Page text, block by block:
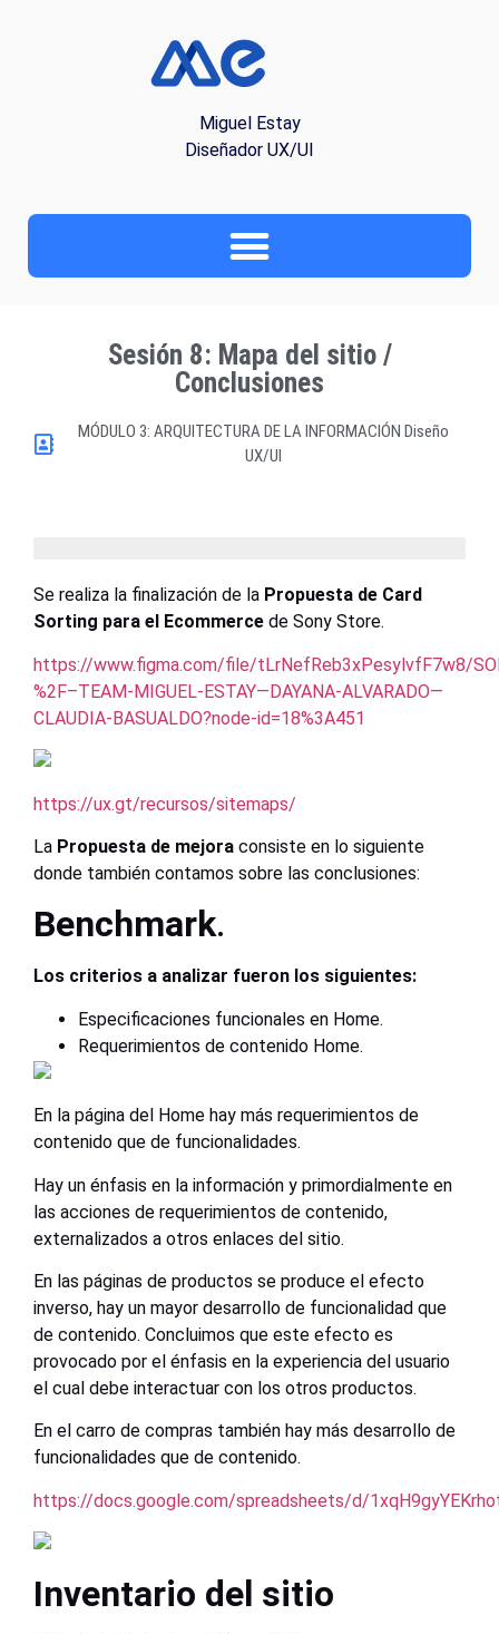
Miguel Estay
Diseñador UX/UI
Sesión 8: Mapa del sitio /
Conclusiones
MÓDULO 3: ARQUITECTURA DE LA INFORMACIÓN Diseño
UX/UI
Se realiza la finalización de la Propuesta de Card
Sorting para el Ecommerce de Sony Store.
https://www.figma.com/file/tLrNefReb3xPesylvfF7w8/
%2F–TEAM-MIGUEL-ESTAY—DAYANA-ALVARADO—
CLAUDIA-BASUALDO?node-id=18%3A451
https://ux.gt/recursos/sitemaps/
La Propuesta de mejora consiste en lo siguiente
donde también contamos sobre las conclusiones:
Benchmark.
Los criterios a analizar fueron los siguientes:
Especificaciones funcionales en Home.
Requerimientos de contenido Home.
En la página del Home hay más requerimientos de
contenido que de funcionalidades.
Hay un énfasis en la información y primordialmente en
las acciones de requerimientos de contenido,
externalizados a otros enlaces del sitio.
En las páginas de productos se produce el efecto
inverso, hay un mayor desarrollo de funcionalidad que
de contenido. Concluimos que este efecto es
provocado por el énfasis en la experiencia del usuario
el cual debe interactuar con los otros productos.
En el carro de compras también hay más desarrollo de
funcionalidades que de contenido.
https://docs.google.com/spreadsheets/d/
Inventario del sitio